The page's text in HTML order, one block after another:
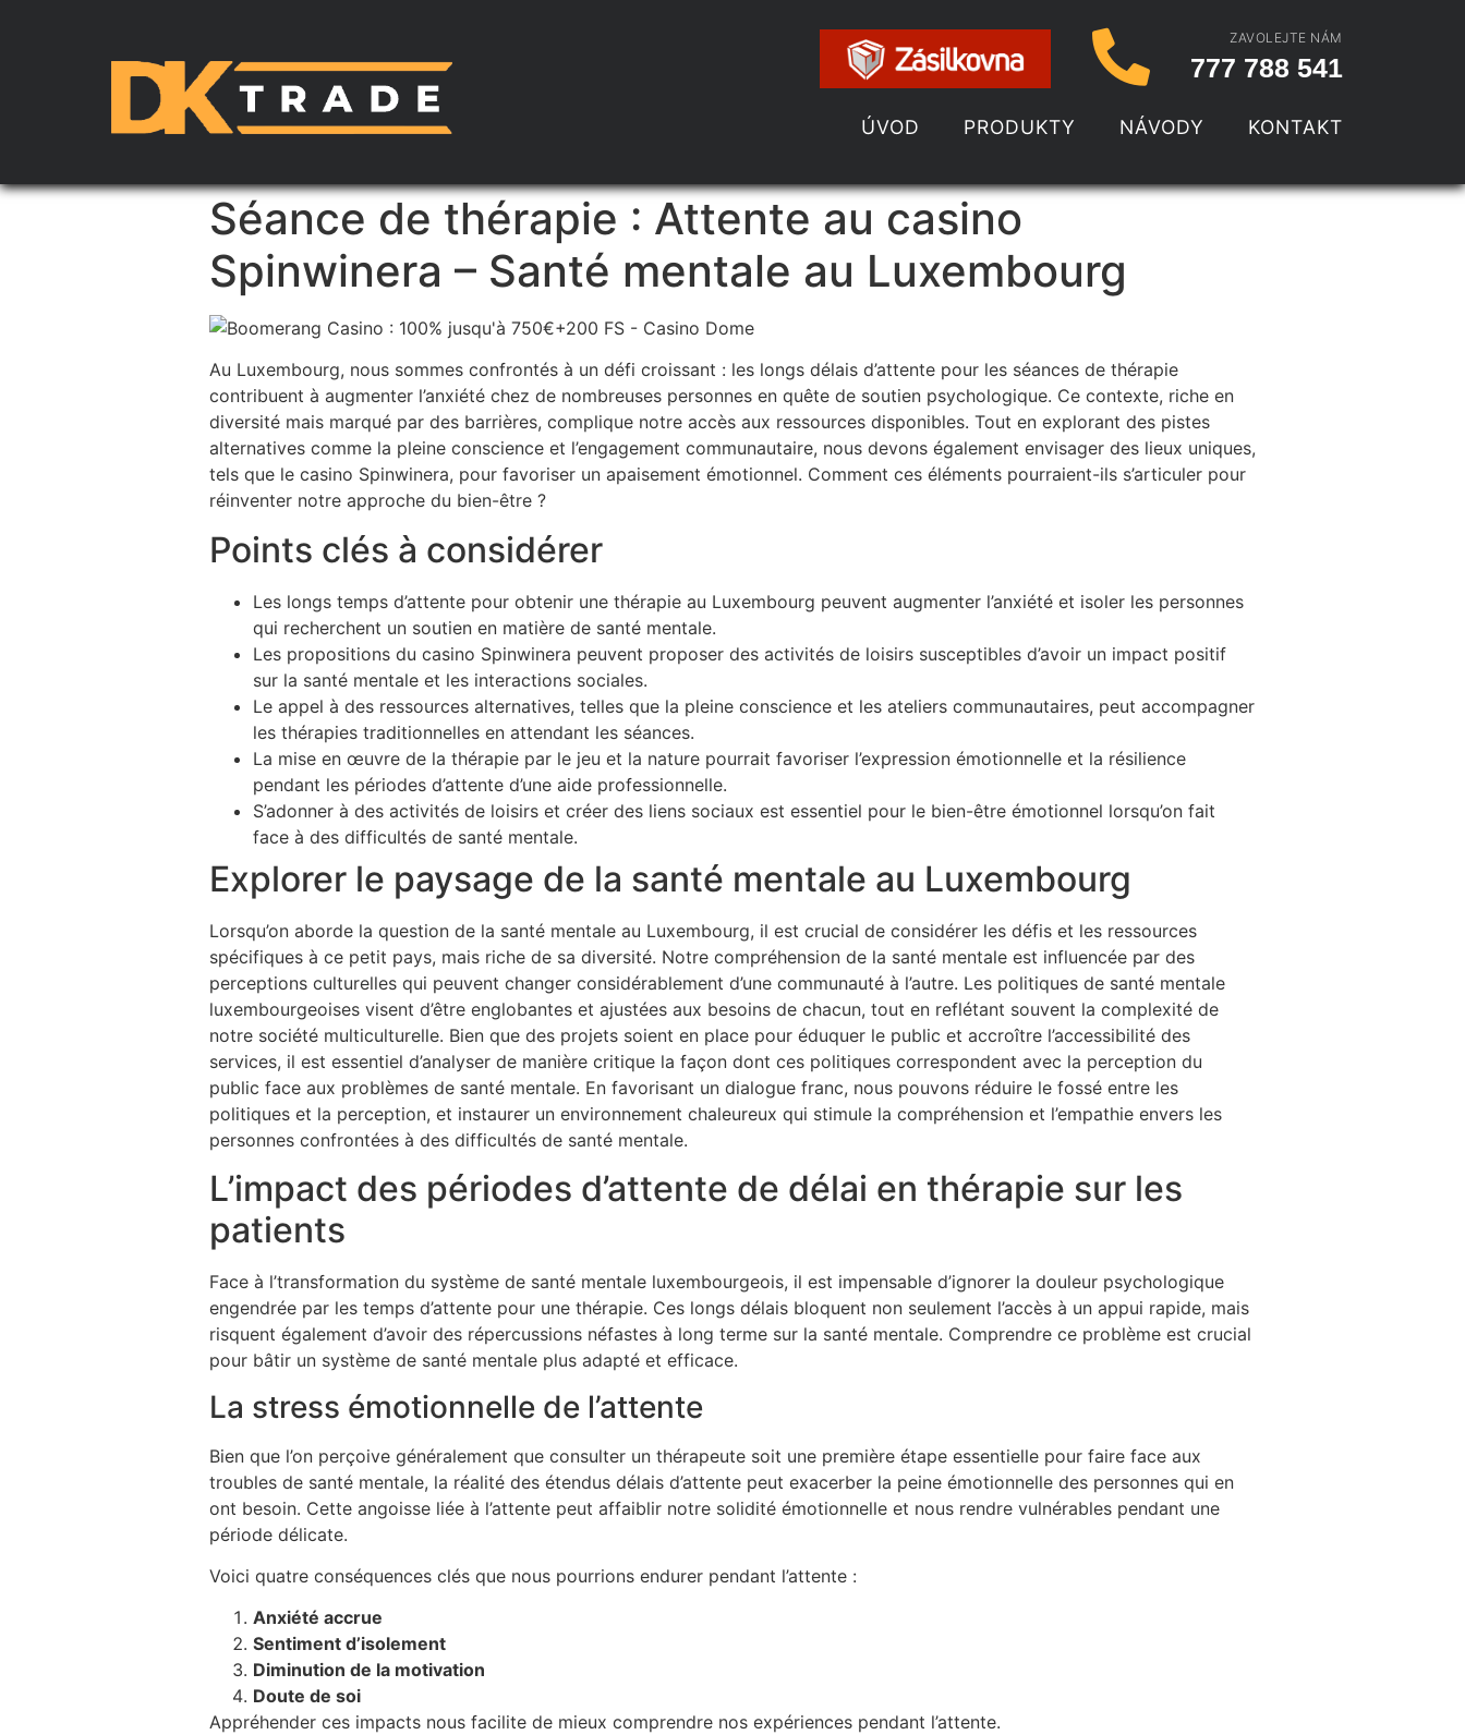
ZAVOLEJTE NÁM
777 788 541
ÚVOD PRODUKTY NÁVODY KONTAKT
Séance de thérapie : Attente au casino
Spinwinera – Santé mentale au Luxembourg
Au Luxembourg, nous sommes confrontés à un défi croissant : les longs délais d’attente pour les séances de thérapie
contribuent à augmenter l’anxiété chez de nombreuses personnes en quête de soutien psychologique. Ce contexte, riche en
diversité mais marqué par des barrières, complique notre accès aux ressources disponibles. Tout en explorant des pistes
alternatives comme la pleine conscience et l’engagement communautaire, nous devons également envisager des lieux uniques,
tels que le casino Spinwinera, pour favoriser un apaisement émotionnel. Comment ces éléments pourraient-ils s’articuler pour
réinventer notre approche du bien-être ?
Points clés à considérer
Les longs temps d’attente pour obtenir une thérapie au Luxembourg peuvent augmenter l’anxiété et isoler les personnes
qui recherchent un soutien en matière de santé mentale.
Les propositions du casino Spinwinera peuvent proposer des activités de loisirs susceptibles d’avoir un impact positif
sur la santé mentale et les interactions sociales.
Le appel à des ressources alternatives, telles que la pleine conscience et les ateliers communautaires, peut accompagner
les thérapies traditionnelles en attendant les séances.
La mise en œuvre de la thérapie par le jeu et la nature pourrait favoriser l’expression émotionnelle et la résilience
pendant les périodes d’attente d’une aide professionnelle.
S’adonner à des activités de loisirs et créer des liens sociaux est essentiel pour le bien-être émotionnel lorsqu’on fait
face à des difficultés de santé mentale.
Explorer le paysage de la santé mentale au Luxembourg
Lorsqu’on aborde la question de la santé mentale au Luxembourg, il est crucial de considérer les défis et les ressources
spécifiques à ce petit pays, mais riche de sa diversité. Notre compréhension de la santé mentale est influencée par des
perceptions culturelles qui peuvent changer considérablement d’une communauté à l’autre. Les politiques de santé mentale
luxembourgeoises visent d’être englobantes et ajustées aux besoins de chacun, tout en reflétant souvent la complexité de
notre société multiculturelle. Bien que des projets soient en place pour éduquer le public et accroître l’accessibilité des
services, il est essentiel d’analyser de manière critique la façon dont ces politiques correspondent avec la perception du
public face aux problèmes de santé mentale. En favorisant un dialogue franc, nous pouvons réduire le fossé entre les
politiques et la perception, et instaurer un environnement chaleureux qui stimule la compréhension et l’empathie envers les
personnes confrontées à des difficultés de santé mentale.
L’impact des périodes d’attente de délai en thérapie sur les
patients
Face à l’transformation du système de santé mentale luxembourgeois, il est impensable d’ignorer la douleur psychologique
engendrée par les temps d’attente pour une thérapie. Ces longs délais bloquent non seulement l’accès à un appui rapide, mais
risquent également d’avoir des répercussions néfastes à long terme sur la santé mentale. Comprendre ce problème est crucial
pour bâtir un système de santé mentale plus adapté et efficace.
La stress émotionnelle de l’attente
Bien que l’on perçoive généralement que consulter un thérapeute soit une première étape essentielle pour faire face aux
troubles de santé mentale, la réalité des étendus délais d’attente peut exacerber la peine émotionnelle des personnes qui en
ont besoin. Cette angoisse liée à l’attente peut affaiblir notre solidité émotionnelle et nous rendre vulnérables pendant une
période délicate.
Voici quatre conséquences clés que nous pourrions endurer pendant l’attente :
Anxiété accrue
Sentiment d’isolement
Diminution de la motivation
Doute de soi
Appréhender ces impacts nous facilite de mieux comprendre nos expériences pendant l’attente.